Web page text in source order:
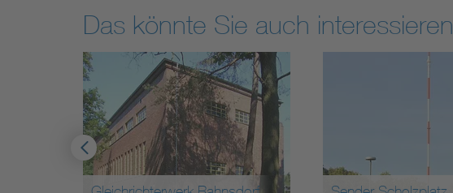
Das könnte Sie auch interessieren